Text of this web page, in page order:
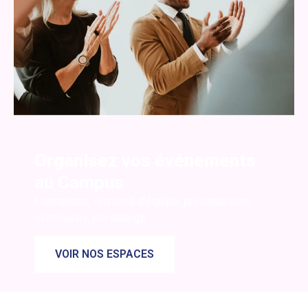
VOIR NOS ESPACES